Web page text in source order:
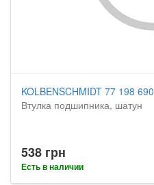
KOLBENSCHMIDT 77 198 690
Втулка подшипника, шатун
538 грн
Есть в наличии